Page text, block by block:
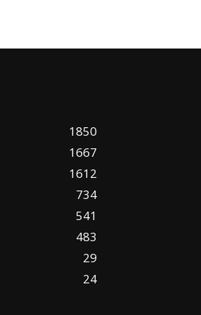
1850
1667
1612
734
541
483
29
24